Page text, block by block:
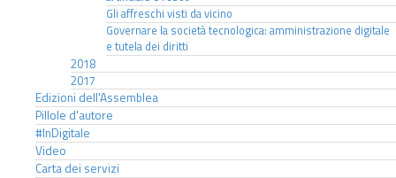
Gli affreschi visti da vicino
Governare la società tecnologica: amministrazione digitale
e tutela dei diritti
2018
2017
Edizioni dell'Assemblea
Pillole d'autore
#InDigitale
Video
Carta dei servizi